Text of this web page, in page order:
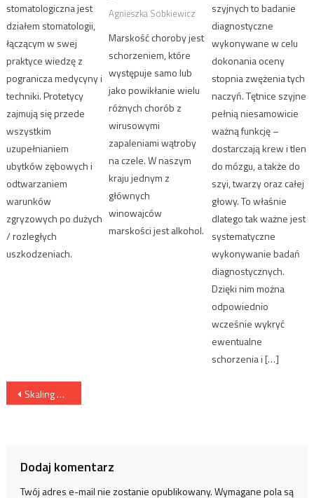
stomatologiczna jest
działem stomatologii,
łączącym w swej
praktyce wiedzę z
pogranicza medycyny i
techniki. Protetycy
zajmują się przede
wszystkim
uzupełnianiem
ubytków zębowych i
odtwarzaniem
warunków
zgryzowych po dużych
/ rozległych
uszkodzeniach.
Agnieszka Sobkiewicz
Marskość choroby jest
schorzeniem, które
występuje samo lub
jako powikłanie wielu
różnych chorób z
wirusowymi
zapaleniami wątroby
na czele. W naszym
kraju jednym z
głównych
winowajców
marskości jest alkohol.
szyjnych to badanie
diagnostyczne
wykonywane w celu
dokonania oceny
stopnia zwężenia tych
naczyń. Tętnice szyjne
pełnią niesamowicie
ważną funkcję –
dostarczają krew i tlen
do mózgu, a także do
szyi, twarzy oraz całej
głowy. To właśnie
dlatego tak ważne jest
systematyczne
wykonywanie badań
diagnostycznych.
Dzięki nim można
odpowiednio
wcześnie wykryć
ewentualne
schorzenia i […]
Nawigacja wpisu
Skaling – co to takiego? Co daje naszym zębom.
Dodaj komentarz
Twój adres e-mail nie zostanie opublikowany.Wymagane pola są